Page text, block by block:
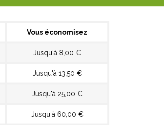
Vous économisez
Jusqu'à 8,00 €
Jusqu'à 13,50 €
Jusqu'à 25,00 €
Jusqu'à 60,00 €